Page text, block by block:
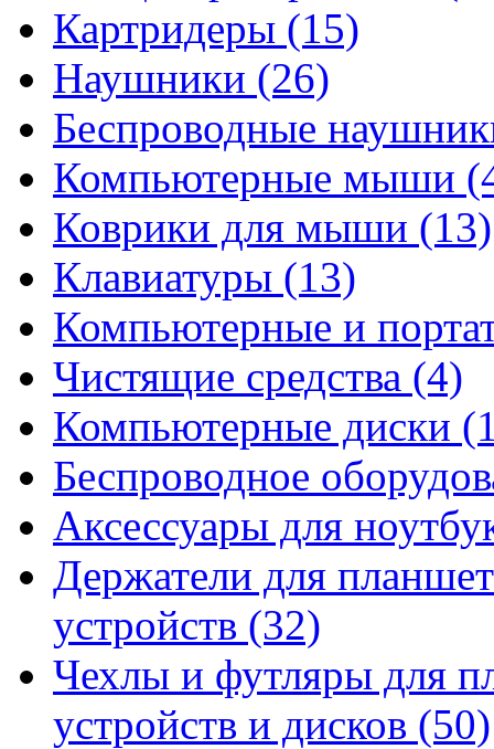
Картридеры (15)
Наушники (26)
Беспроводные
Компьютерные мыши
Коврики для мыши (13)
Клавиатуры (13)
Компьютерные и
Чистящие средства (4)
Компьютерные диски
Беспроводное
Аксессуары для
Держатели для
устройств (32)
Чехлы и футляры для
устройств и дисков (50)